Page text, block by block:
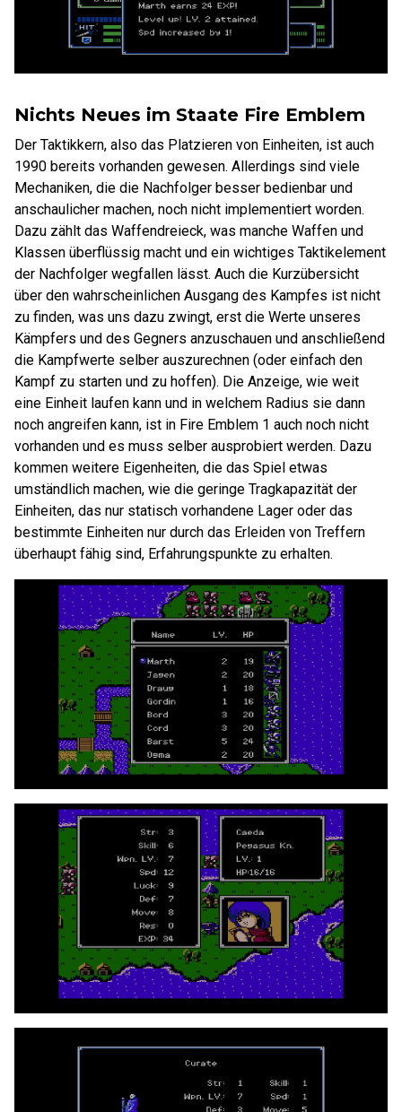
Nichts Neues im Staate Fire Emblem
Der Taktikkern, also das Platzieren von Einheiten, ist auch
1990 bereits vorhanden gewesen. Allerdings sind viele
Mechaniken, die die Nachfolger besser bedienbar und
anschaulicher machen, noch nicht implementiert worden.
Dazu zählt das Waffendreieck, was manche Waffen und
Klassen überflüssig macht und ein wichtiges Taktikelement
der Nachfolger wegfallen lässt. Auch die Kurzübersicht
über den wahrscheinlichen Ausgang des Kampfes ist nicht
zu finden, was uns dazu zwingt, erst die Werte unseres
Kämpfers und des Gegners anzuschauen und anschließend
die Kampfwerte selber auszurechnen (oder einfach den
Kampf zu starten und zu hoffen). Die Anzeige, wie weit
eine Einheit laufen kann und in welchem Radius sie dann
noch angreifen kann, ist in Fire Emblem 1 auch noch nicht
vorhanden und es muss selber ausprobiert werden. Dazu
kommen weitere Eigenheiten, die das Spiel etwas
umständlich machen, wie die geringe Tragkapazität der
Einheiten, das nur statisch vorhandene Lager oder das
bestimmte Einheiten nur durch das Erleiden von Treffern
überhaupt fähig sind, Erfahrungspunkte zu erhalten.